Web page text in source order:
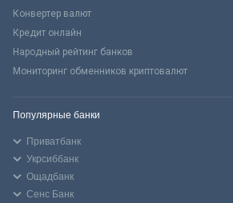
Конвертер валют
Кредит онлайн
Народный рейтинг банков
Мониторинг обменников криптовалют
Популярные банки
Приватбанк
Укрсиббанк
Ощадбанк
Сенс Банк